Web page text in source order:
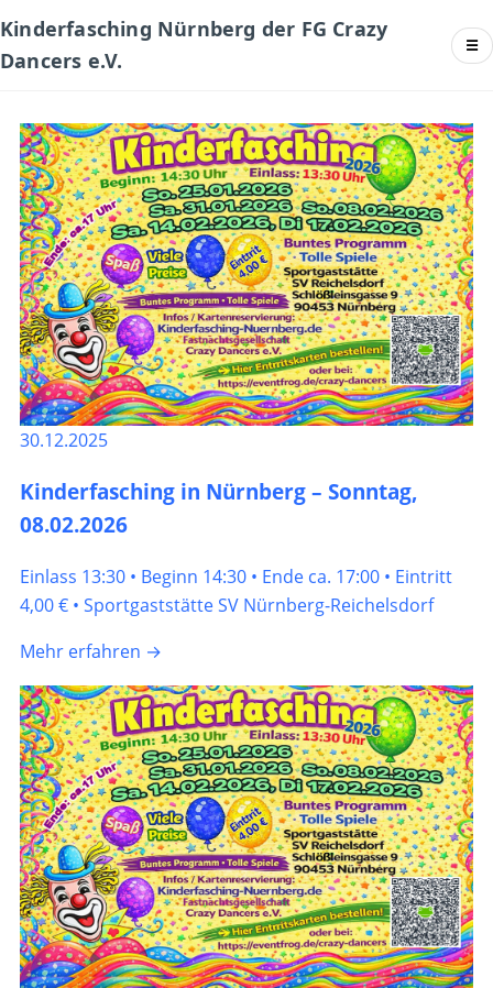
Kinderfasching Nürnberg der FG Crazy
Dancers e.V.
☰
30.12.2025
Kinderfasching in Nürnberg – Sonntag,
08.02.2026
Einlass 13:30 • Beginn 14:30 • Ende ca. 17:00 • Eintritt
4,00 € • Sportgaststätte SV Nürnberg-Reichelsdorf
Mehr erfahren →